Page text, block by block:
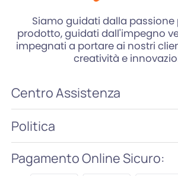
Siamo guidati dalla passione
prodotto, guidati dall'impegno
impegnati a portare ai nostri
creatività e
Centro Assistenza
Politica
Pagamento Online Sicuro: